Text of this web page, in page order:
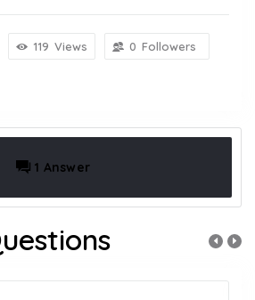
119 Views 0 Followers
1 Answer